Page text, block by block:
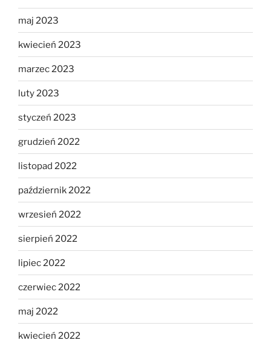
maj 2023
kwiecień 2023
marzec 2023
luty 2023
styczeń 2023
grudzień 2022
listopad 2022
październik 2022
wrzesień 2022
sierpień 2022
lipiec 2022
czerwiec 2022
maj 2022
kwiecień 2022